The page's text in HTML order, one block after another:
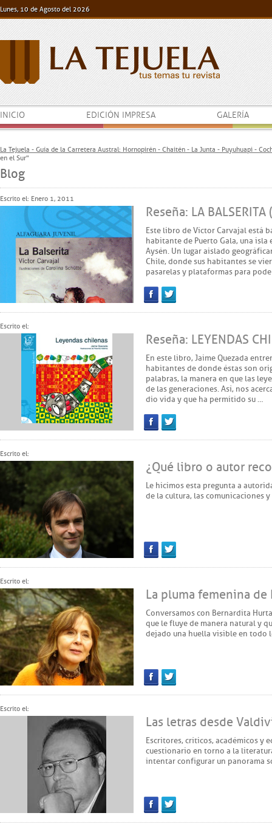
Lunes, 10 de Agosto del 2026
INICIO EDICIÓN IMPRESA GALERÍA
La Tejuela - Guía de la Carretera Austral: Hornopirén - Chaitén - La Junta - Puyuhuapi -
en el Sur"
Blog
Escrito el: Enero 1, 2011
Reseña: LA
Este libro de Víctor Carvajal está
habitante de Puerto Gala, una
Aysén. Un lugar aislado
Chile, donde sus habitantes se
pasarelas y plataformas para
FacebookTwitter
Escrito el:
Reseña: LEYENDAS
En este libro, Jaime Quezada
habitantes de donde éstas son
palabras, la manera en que las
de las generaciones. Así, nos
dio vida y que ha permitido su …
FacebookTwitter
Escrito el:
¿Qué libro o autor
Le hicimos esta pregunta a
de la cultura, las comunicaciones
FacebookTwitter
Escrito el:
La pluma femenina de
Conversamos con Bernardita
que le fluye de manera natural y
dejado una huella visible en todo
FacebookTwitter
Escrito el:
Las letras desde
Escritores, críticos, académicos y
cuestionario en torno a la
intentar configurar un panorama
FacebookTwitter